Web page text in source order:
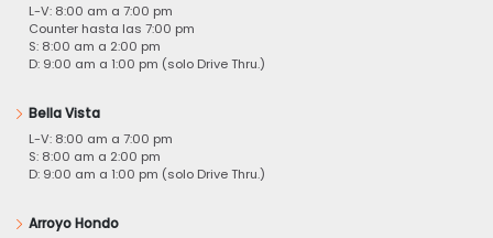
L-V: 8:00 am a 7:00 pm
Counter hasta las 7:00 pm
S: 8:00 am a 2:00 pm
D: 9:00 am a 1:00 pm (solo Drive Thru.)
Bella Vista
L-V: 8:00 am a 7:00 pm
S: 8:00 am a 2:00 pm
D: 9:00 am a 1:00 pm (solo Drive Thru.)
Arroyo Hondo